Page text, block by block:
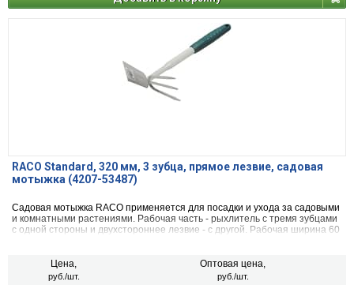
RACO Standard, 320 мм, 3 зубца, прямое лезвие, садовая
мотыжка (4207-53487)
Садовая мотыжка RACO применяется для посадки и ухода за садовыми
и комнатными растениями. Рабочая часть - рыхлитель с тремя зубцами
с одной стороны и двухстороннее лезвие - с другой. Рабочая ширина 60
Цена,
руб./шт.
Оптовая цена,
руб./шт.